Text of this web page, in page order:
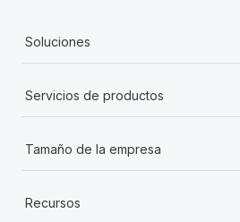
Soluciones
Servicios de productos
Tamaño de la empresa
Recursos